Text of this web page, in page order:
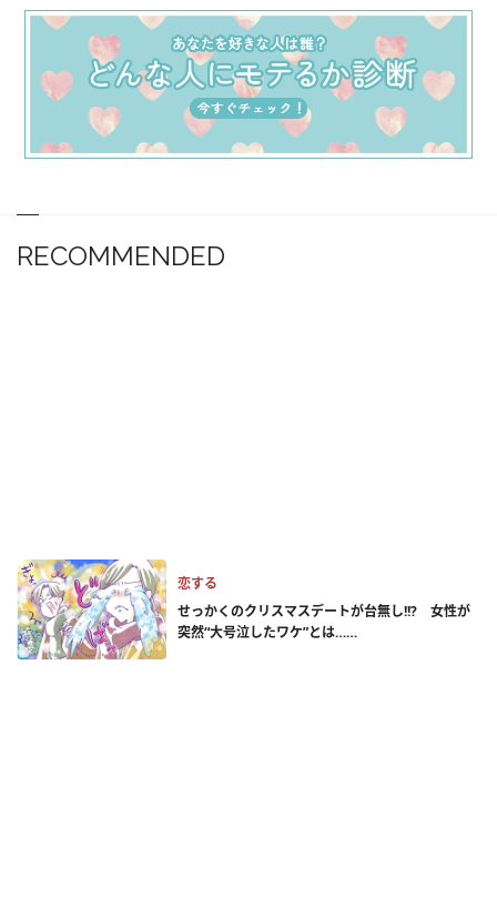
RECOMMENDED
恋する
せっかくのクリスマスデートが台無し!!? 女性が
突然“大号泣したワケ”とは……